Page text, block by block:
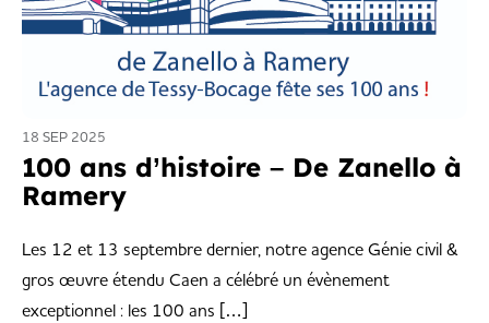
18 SEP 2025
100 ans d’histoire – De Zanello à
Ramery
Les 12 et 13 septembre dernier, notre agence Génie civil &
gros œuvre étendu Caen a célébré un évènement
exceptionnel : les 100 ans […]